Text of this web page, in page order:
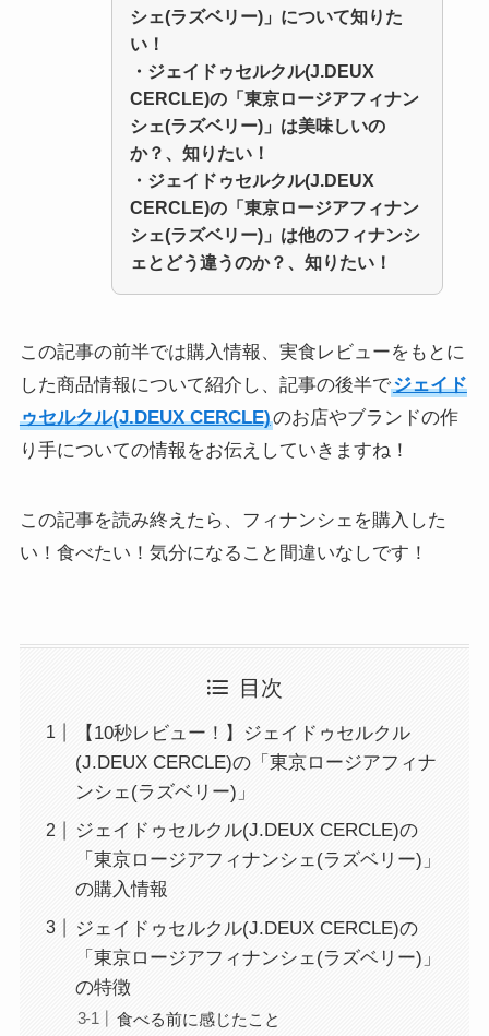
シェ(ラズベリー)」について知りた
い！
・ジェイドゥセルクル(J.DEUX
CERCLE)の「東京ロージアフィナン
シェ(ラズベリー)」は美味しいの
か？、知りたい！
・ジェイドゥセルクル(J.DEUX
CERCLE)の「東京ロージアフィナン
シェ(ラズベリー)」は他のフィナンシ
ェとどう違うのか？、知りたい！
この記事の前半では購入情報、実食レビューをもとに
した商品情報について紹介し、記事の後半でジェイド
ゥセルクル(J.DEUX CERCLE)のお店やブランドの作
り手についての情報をお伝えしていきますね！
この記事を読み終えたら、フィナンシェを購入した
い！食べたい！気分になること間違いなしです！
目次
【10秒レビュー！】ジェイドゥセルクル
(J.DEUX CERCLE)の「東京ロージアフィナ
ンシェ(ラズベリー)」
ジェイドゥセルクル(J.DEUX CERCLE)の
「東京ロージアフィナンシェ(ラズベリー)」
の購入情報
ジェイドゥセルクル(J.DEUX CERCLE)の
「東京ロージアフィナンシェ(ラズベリー)」
の特徴
食べる前に感じたこと